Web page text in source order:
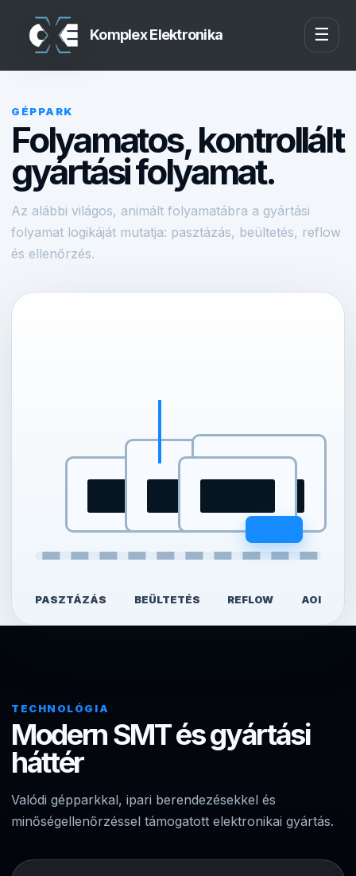
Komplex Elektronika ☰
GÉPPARK
Folyamatos, kontrollált
gyártási folyamat.
Az alábbi világos, animált folyamatábra a gyártási
folyamat logikáját mutatja: pasztázás, beültetés, reflow
és ellenőrzés.
PASZTÁZÁS BEÜLTETÉS REFLOW AOI
TECHNOLÓGIA
Modern SMT és gyártási
háttér
Valódi gépparkkal, ipari berendezésekkel és
minőségellenőrzéssel támogatott elektronikai gyártás.